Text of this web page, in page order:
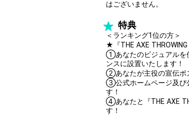
はございません。
特典
＜ランキング1位の方＞
★『THE AXE
①あなたのビジュアルを
ンスに設置いたします！
②あなたが主役の宣伝ポ
③公式ホームページ及び
す！
④あなたと『THE AXE
す！